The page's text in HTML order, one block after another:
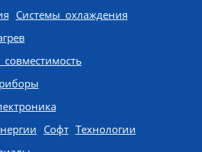
Системы охлаждения
Софт Технологии